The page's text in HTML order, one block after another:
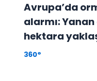
Avrupa’da
alarmı:
hektara
360°